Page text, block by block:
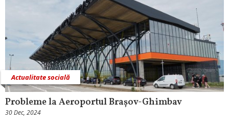
Actualitate socială
Probleme la Aeroportul Brașov-Ghimbav
30 Dec, 2024